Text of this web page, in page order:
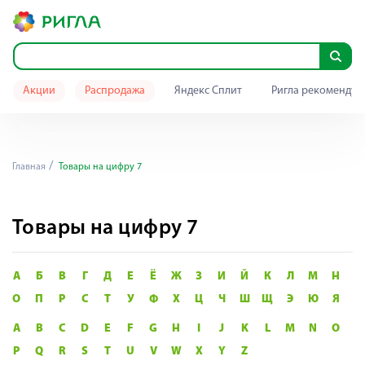
Акции Распродажа Яндекс Сплит Ригла
Главная Товары на цифру 7
Товары на цифру 7
А Б В Г Д Е Ё Ж З И Й К Л М
Н
О
П Р С Т У Ф Х Ц Ч Ш Щ Э Ю Я
A B C D E F G H I J K L M N
O
P
Q R S T U V W X Y Z